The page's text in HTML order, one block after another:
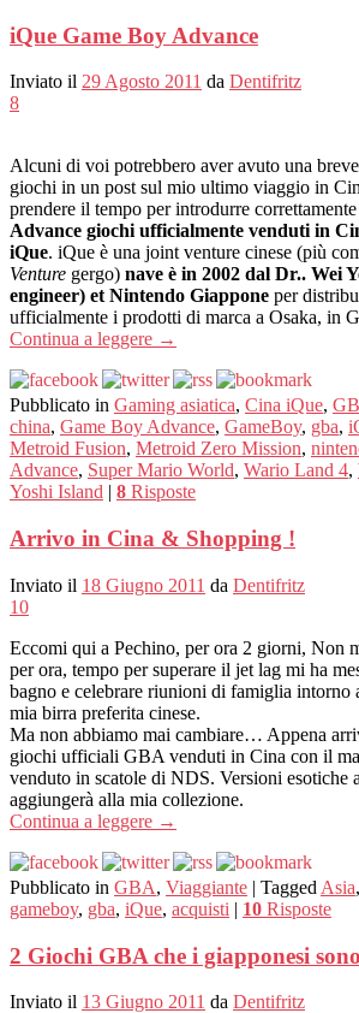
iQue Game Boy Advance
Inviato il 29 Agosto 2011 da Dentifritz
8
Alcuni di voi potrebbero aver avuto una
giochi in un post sul mio ultimo viaggio in
prendere il tempo per introdurre
Advance giochi ufficialmente venduti in
iQue. iQue è una joint venture cinese (più
Venture gergo) nave è in 2002 dal Dr.. Wei
engineer) et Nintendo Giappone per
ufficialmente i prodotti di marca a Osaka, in
Continua a leggere →
Pubblicato in Gaming asiatica, Cina iQue,
china, Game Boy Advance, GameBoy, gba,
Metroid Fusion, Metroid Zero Mission,
Advance, Super Mario World, Wario Land 4,
Yoshi Island | 8 Risposte
Arrivo in Cina & Shopping !
Inviato il 18 Giugno 2011 da Dentifritz
10
Eccomi qui a Pechino, per ora 2 giorni, Non
per ora, tempo per superare il jet lag mi ha
bagno e celebrare riunioni di famiglia intorno
mia birra preferita cinese.
Ma non abbiamo mai cambiare… Appena
giochi ufficiali GBA venduti in Cina con il
venduto in scatole di NDS. Versioni esotiche
aggiungerà alla mia collezione.
Continua a leggere →
Pubblicato in GBA, Viaggiante | Tagged Asia,
gameboy, gba, iQue, acquisti | 10 Risposte
2 Giochi GBA che i giapponesi
Inviato il 13 Giugno 2011 da Dentifritz